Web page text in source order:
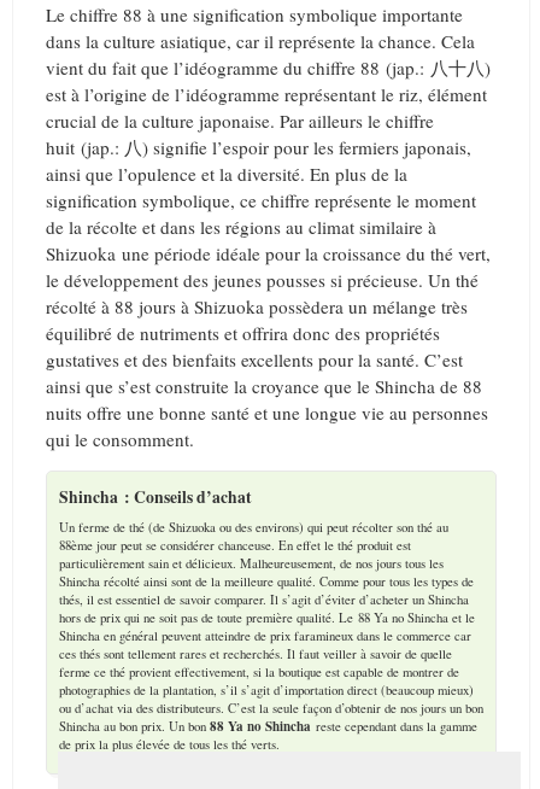
Le chiffre 88 à une signification symbolique importante
dans la culture asiatique, car il représente la chance. Cela
vient du fait que l’idéogramme du chiffre 88 (jap.: 八十八)
est à l’origine de l’idéogramme représentant le riz, élément
crucial de la culture japonaise. Par ailleurs le chiffre
huit (jap.: 八) signifie l’espoir pour les fermiers japonais,
ainsi que l’opulence et la diversité. En plus de la
signification symbolique, ce chiffre représente le moment
de la récolte et dans les régions au climat similaire à
Shizuoka une période idéale pour la croissance du thé vert,
le développement des jeunes pousses si précieuse. Un thé
récolté à 88 jours à Shizuoka possèdera un mélange très
équilibré de nutriments et offrira donc des propriétés
gustatives et des bienfaits excellents pour la santé. C’est
ainsi que s’est construite la croyance que le Shincha de 88
nuits offre une bonne santé et une longue vie au personnes
qui le consomment.
Shincha : Conseils d’achat
Un ferme de thé (de Shizuoka ou des environs) qui peut récolter son thé au
88ème jour peut se considérer chanceuse. En effet le thé produit est
particulièrement sain et délicieux. Malheureusement, de nos jours tous les
Shincha récolté ainsi sont de la meilleure qualité. Comme pour tous les types de
thés, il est essentiel de savoir comparer. Il s’agit d’éviter d’acheter un Shincha
hors de prix qui ne soit pas de toute première qualité. Le 88 Ya no Shincha et le
Shincha en général peuvent atteindre de prix faramineux dans le commerce car
ces thés sont tellement rares et recherchés. Il faut veiller à savoir de quelle
ferme ce thé provient effectivement, si la boutique est capable de montrer de
photographies de la plantation, s’il s’agit d’importation direct (beaucoup mieux)
ou d’achat via des distributeurs. C’est la seule façon d’obtenir de nos jours un bon
Shincha au bon prix. Un bon 88 Ya no Shincha reste cependant dans la gamme
de prix la plus élevée de tous les thé verts.